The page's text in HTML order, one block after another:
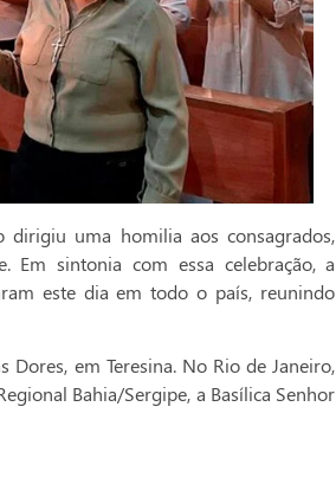
dirigiu uma homilia aos consagrados,
sintonia com essa celebração, a
este dia em todo o país, reunindo
em Teresina. No Rio de Janeiro,
Bahia/Sergipe, a Basílica Senhor